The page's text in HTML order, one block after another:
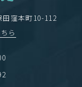
窪本町10-112
ら